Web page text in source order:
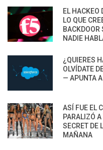
EL HACKEO
LO QUE
BACKDOOR
NADIE
¿QUIERES
OLVÍDATE
— APUNTA
ASÍ FUE EL
PARALIZÓ A
SECRET DE
MAÑANA